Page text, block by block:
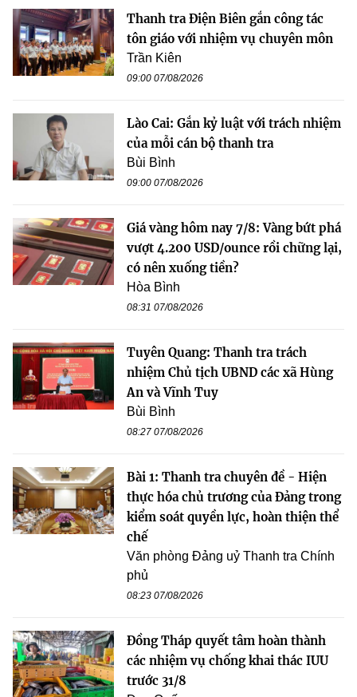
Thanh tra Điện Biên gắn công tác
tôn giáo với nhiệm vụ chuyên môn
Trần Kiên
09:00 07/08/2026
Lào Cai: Gắn kỷ luật với trách nhiệm
của mỗi cán bộ thanh tra
Bùi Bình
09:00 07/08/2026
Giá vàng hôm nay 7/8: Vàng bứt phá
vượt 4.200 USD/ounce rồi chững lại,
có nên xuống tiền?
Hòa Bình
08:31 07/08/2026
Tuyên Quang: Thanh tra trách
nhiệm Chủ tịch UBND các xã Hùng
An và Vĩnh Tuy
Bùi Bình
08:27 07/08/2026
Bài 1: Thanh tra chuyên đề - Hiện
thực hóa chủ trương của Đảng trong
kiểm soát quyền lực, hoàn thiện thể
chế
Văn phòng Đảng uỷ Thanh tra Chính
phủ
08:23 07/08/2026
Đồng Tháp quyết tâm hoàn thành
các nhiệm vụ chống khai thác IUU
trước 31/8